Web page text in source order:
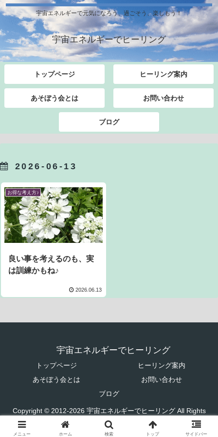
宇宙エネルギーで元気になろう、過ごそう、楽しもう！
宇宙エネルギーでヒーリング
トップページ ヒーリング案内
あそぼう会とは お問い合わせ
ブログ
2026-06-13
お得な考え方♪
良い事を考えるのも、実
は訓練かもね♪
2026.06.13
宇宙エネルギーでヒーリング
トップページ
ヒーリング案内
あそぼう会とは
お問い合わせ
ブログ
Copyright © 2012-2026 宇宙エネルギーでヒーリング All Rights
Reserved.
メニュー ホーム 検索 トップ サイドバー